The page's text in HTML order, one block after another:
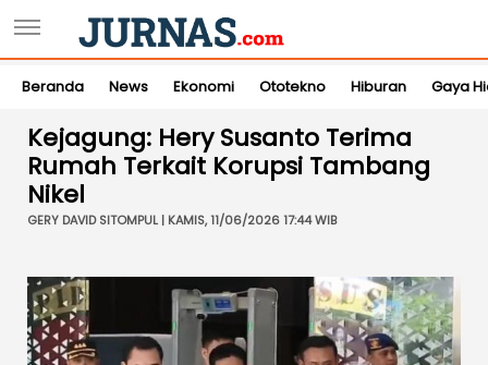
Beranda News Ekonomi Ototekno Hiburan Gaya
Kejagung: Hery Susanto Terima
Rumah Terkait Korupsi Tambang
Nikel
GERY DAVID SITOMPUL | KAMIS, 11/06/2026 17:44 WIB